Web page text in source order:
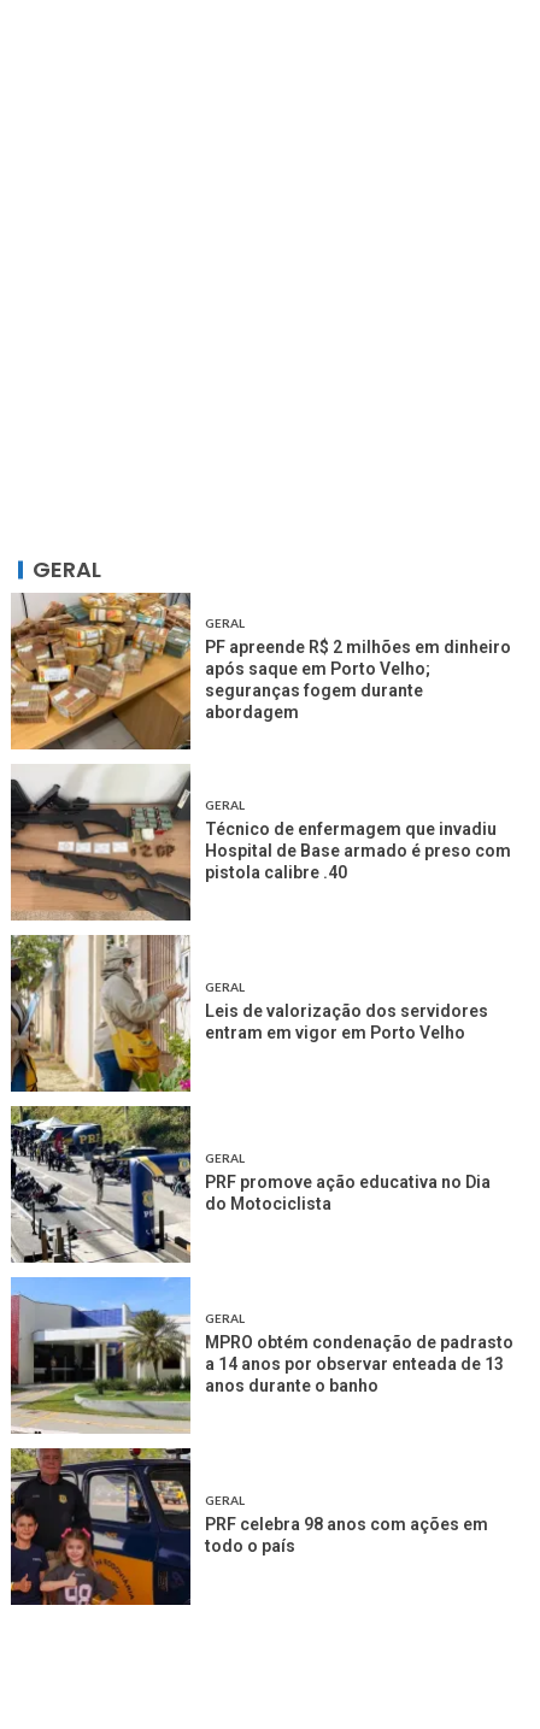
GERAL
GERAL
PF apreende R$ 2 milhões em dinheiro
após saque em Porto Velho;
seguranças fogem durante
abordagem
GERAL
Técnico de enfermagem que invadiu
Hospital de Base armado é preso com
pistola calibre .40
GERAL
Leis de valorização dos servidores
entram em vigor em Porto Velho
GERAL
PRF promove ação educativa no Dia
do Motociclista
GERAL
MPRO obtém condenação de padrasto
a 14 anos por observar enteada de 13
anos durante o banho
GERAL
PRF celebra 98 anos com ações em
todo o país